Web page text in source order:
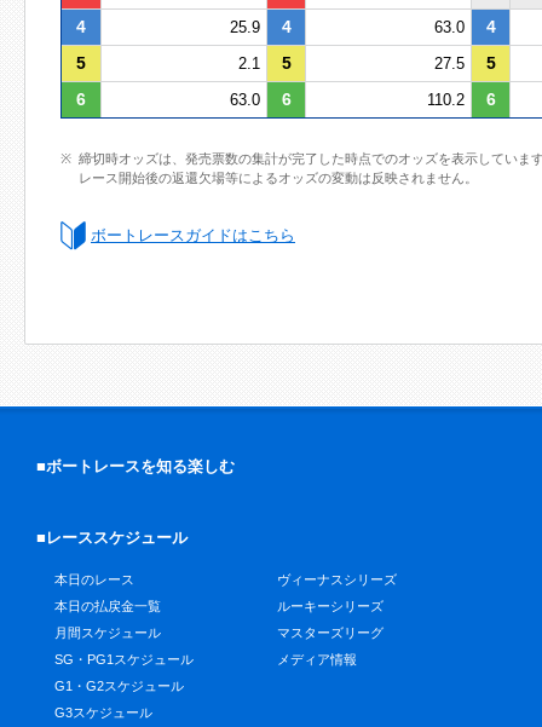
4 25.9 4 63.0
4
5
2.1 5 27.5
5
6
63.0 6 110.2 6
締切時オッズは、発売票数の集計が完了した時点でのオッズを表示していま
レース開始後の返還欠場等によるオッズの変動は反映されません。
ボートレースガイドはこちら
■ボートレースを知る楽しむ
■レーススケジュール
本日のレース
本日の払戻金一覧
月間スケジュール
SG・PG1スケジュール
G1・G2スケジュール
G3スケジュール
ヴィーナスシリーズ
ルーキーシリーズ
マスターズリーグ
メディア情報